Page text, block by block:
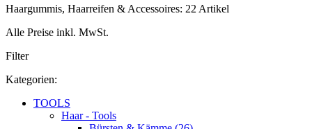
Haargummis, Haarreifen & Accessoires: 22 Artikel
Alle Preise inkl. MwSt.
Filter
Kategorien:
TOOLS
Haar - Tools